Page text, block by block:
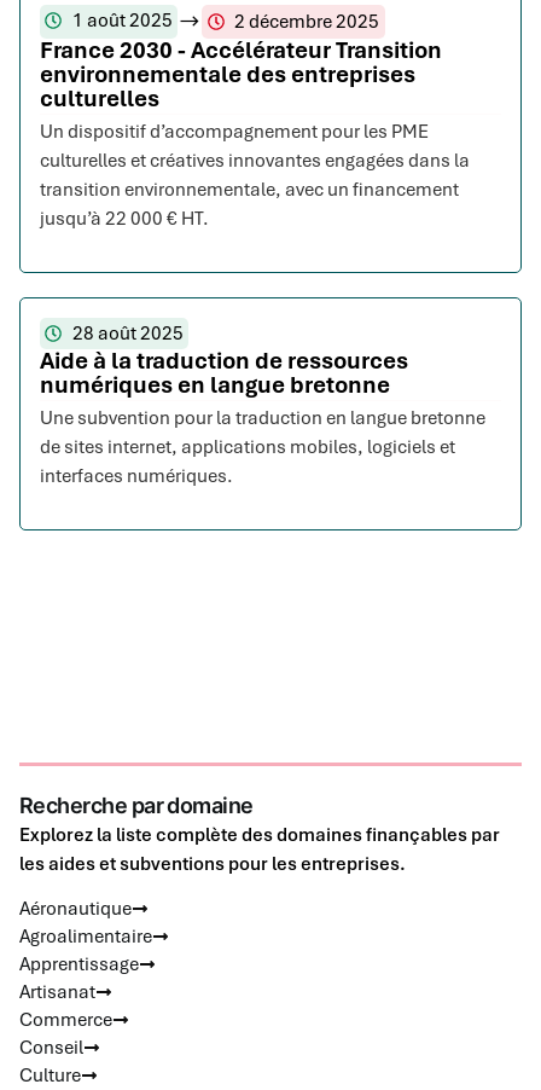
1 août 2025 2 décembre 2025
France 2030 - Accélérateur Transition
environnementale des entreprises
culturelles
Un dispositif d’accompagnement pour les PME
culturelles et créatives innovantes engagées dans la
transition environnementale, avec un financement
jusqu’à 22 000 € HT.
28 août 2025
Aide à la traduction de ressources
numériques en langue bretonne
Une subvention pour la traduction en langue bretonne
de sites internet, applications mobiles, logiciels et
interfaces numériques.
Recherche par domaine
Explorez la liste complète des domaines finançables par
les aides et subventions pour les entreprises.
Aéronautique
Agroalimentaire
Apprentissage
Artisanat
Commerce
Conseil
Culture